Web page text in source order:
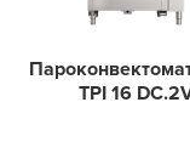
TPI 16